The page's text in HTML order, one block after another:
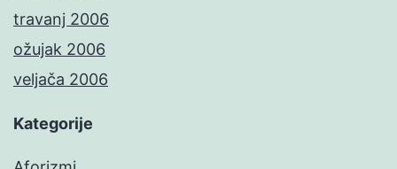
travanj 2006
ožujak 2006
veljača 2006
Kategorije